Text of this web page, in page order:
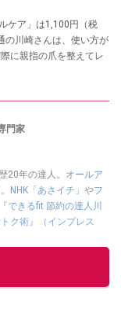
ケア」は1,100円（税
の川崎さんは、使い方が
に親指の爪を整えてレ
門家
20年の達人。 オールア
。 NHK「あさイチ」 やフ
『できるfit 節約の達人川
ク術』（インプレス
を辞める。翌月からの